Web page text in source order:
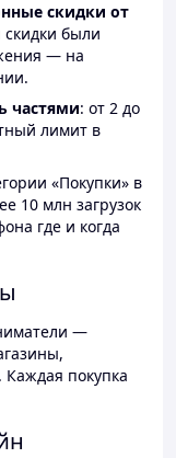
скидки от
были
— на
частями: от 2 до
лимит в
«Покупки» в
10 млн загрузок
где и когда
—
покупка